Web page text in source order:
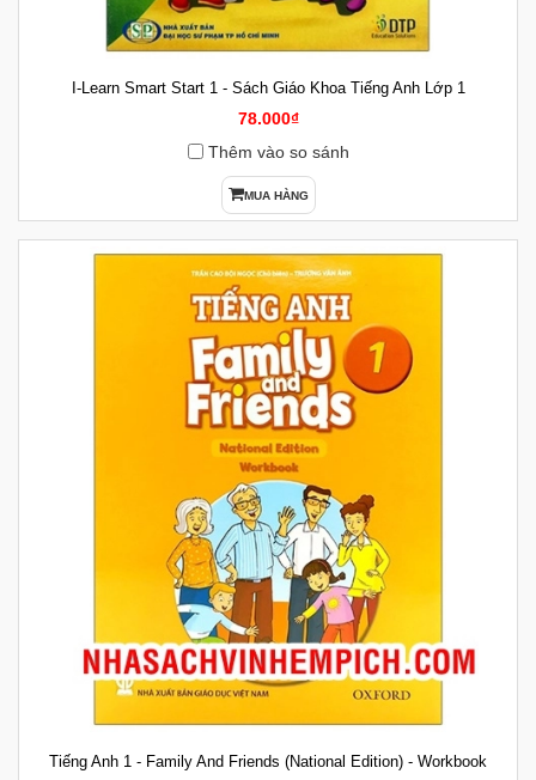
I-Learn Smart Start 1 - Sách Giáo Khoa Tiếng Anh Lớp 1
78.000₫
Thêm vào so sánh
MUA HÀNG
Tiếng Anh 1 - Family And Friends (National Edition) - Workbook